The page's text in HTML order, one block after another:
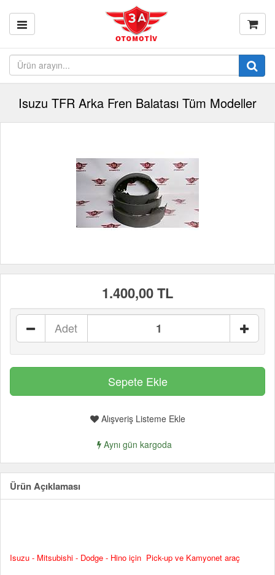
Isuzu TFR Arka Fren Balatası Tüm Modeller
1.400,00 TL
Adet
Alışveriş Listeme Ekle
Aynı gün kargoda
Ürün Açıklaması
Isuzu - Mitsubishi - Dodge - Hino için Pick-up ve Kamyonet araç